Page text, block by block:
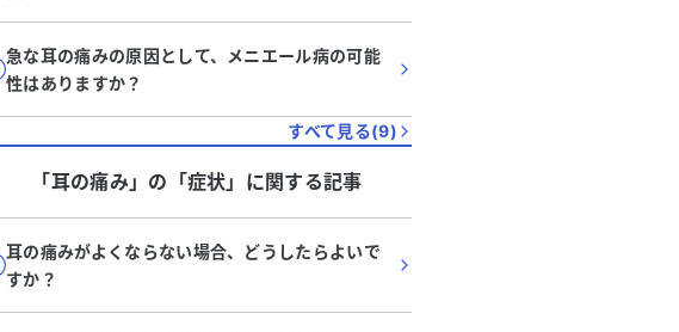
急な耳の痛みの原因として、メニエール病の可能
性はありますか？
すべて見る(9)
「耳の痛み」 の「症状」に関する記事
耳の痛みがよくならない場合、どうしたらよいで
すか？